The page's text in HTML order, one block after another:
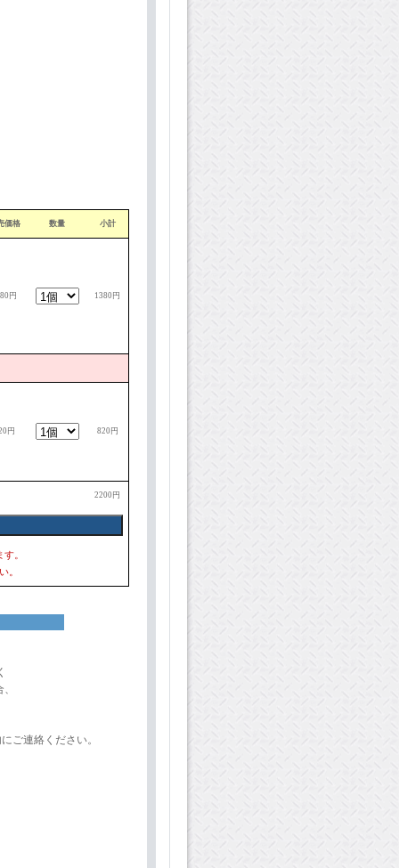
価格 数量 小計
円 1380円
円 820円
2200円
。
。
ご連絡ください。